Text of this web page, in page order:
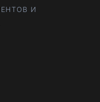
И